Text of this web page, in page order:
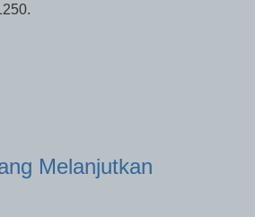
Melanjutkan